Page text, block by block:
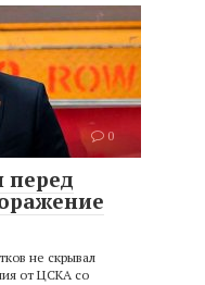
0
перед
не скрывал
от ЦСКА со